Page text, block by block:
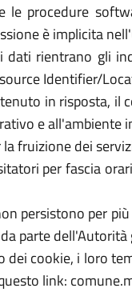
le procedure
è implicita
dati rientrano gli
Identifier/
in risposta, il
e all'ambiente
la fruizione dei
per fascia
persistono per
parte dell'Autorità
dei cookie, i loro
link: